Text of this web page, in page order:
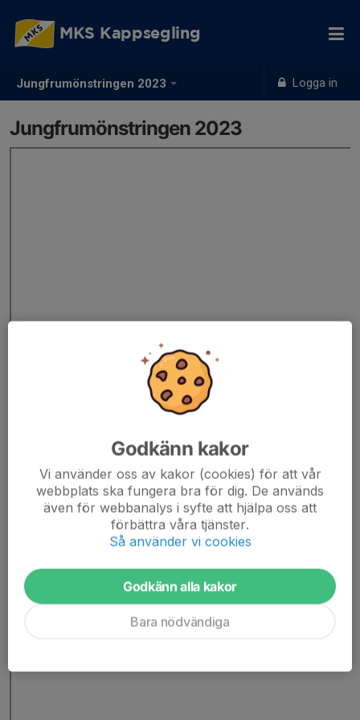
Jungfrumönstringen 2023 Logga in
MKS Kappsegling
Jungfrumönstringen 2023
Godkänn kakor
Vi använder oss av kakor (cookies) för att vår
webbplats ska fungera bra för dig. De används
även för webbanalys i syfte att hjälpa oss att
förbättra våra tjänster.
Så använder vi cookies
Godkänn alla kakor
Bara nödvändiga